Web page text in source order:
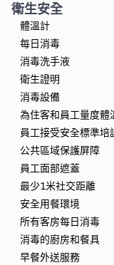
衛生安全
體溫計
每日消毒
消毒洗手液
衛生證明
消毒設備
為住客和員工量度體
員工接受安全標準培
公共區域保護屏障
員工面部遮蓋
最少1米社交距離
安全用餐環境
所有客房每日消毒
消毒的廚房和餐具
早餐外送服務